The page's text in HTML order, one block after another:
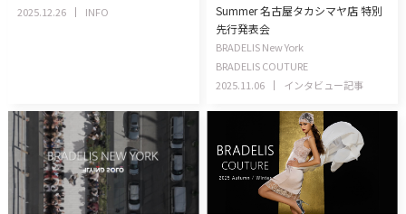
2025.12.26
INFO
Summer 名古屋タカシマヤ店 特別
先行発表会
BRADELIS New York
BRADELIS COUTURE
2025.11.06
インタビュー記事